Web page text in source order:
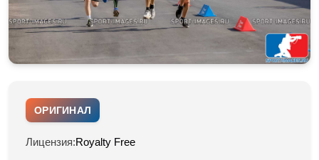
ОРИГИНАЛ
Лицензия:Royalty Free